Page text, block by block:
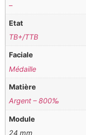
–
Etat
TB+/TTB
Faciale
Médaille
Matière
Argent – 800‰
Module
24 mm